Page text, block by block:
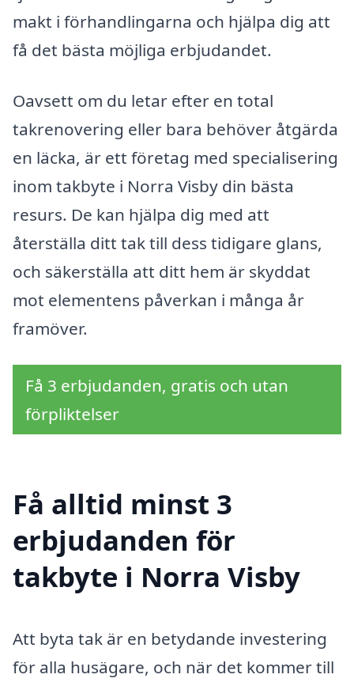
makt i förhandlingarna och hjälpa dig att
få det bästa möjliga erbjudandet.
Oavsett om du letar efter en total
takrenovering eller bara behöver åtgärda
en läcka, är ett företag med specialisering
inom takbyte i Norra Visby din bästa
resurs. De kan hjälpa dig med att
återställa ditt tak till dess tidigare glans,
och säkerställa att ditt hem är skyddat
mot elementens påverkan i många år
framöver.
Få 3 erbjudanden, gratis och utan
förpliktelser
Få alltid minst 3
erbjudanden för
takbyte i Norra Visby
Att byta tak är en betydande investering
för alla husägare, och när det kommer till